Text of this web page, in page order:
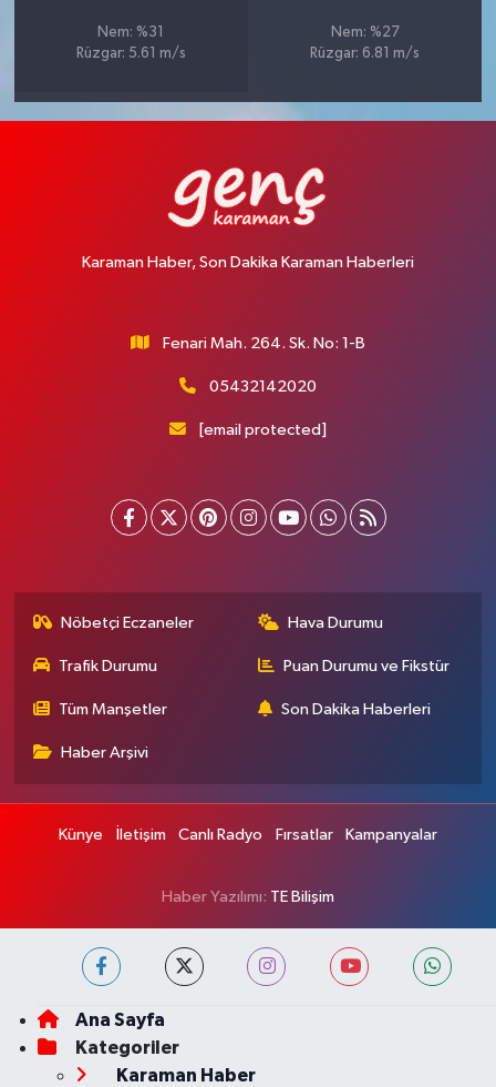
Nem: %31
Rüzgar: 5.61 m/s
Nem: %27
Rüzgar: 6.81 m/s
Karaman Haber, Son Dakika Karaman Haberleri
Fenari Mah. 264. Sk. No: 1-B
05432142020
[email protected]
Nöbetçi Eczaneler Hava Durumu
Trafik Durumu Puan Durumu ve Fikstür
Tüm Manşetler Son Dakika Haberleri
Haber Arşivi
Künye İletişim Canlı Radyo Fırsatlar Kampanyalar
Haber Yazılımı: TE Bilişim
Ana Sayfa
Kategoriler
Karaman Haber